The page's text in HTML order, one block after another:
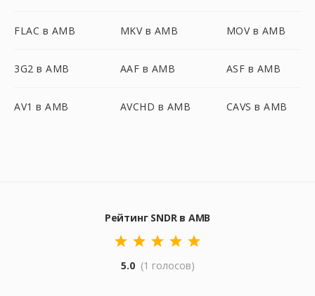
FLAC в AMB MKV в AMB MOV в AMB
3G2 в AMB AAF в AMB ASF в AMB
AV1 в AMB AVCHD в AMB CAVS в AMB
Рейтинг SNDR в AMB
5.0 (1 голосов)